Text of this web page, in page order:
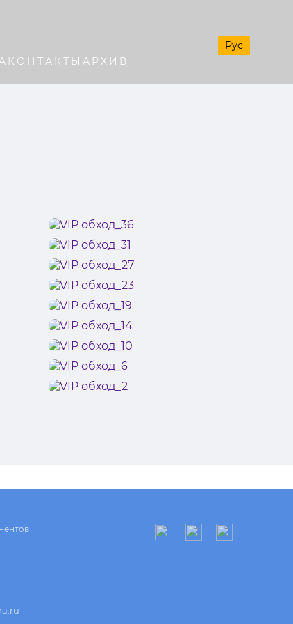
КОНТАКТЫ АРХИВ
Рус